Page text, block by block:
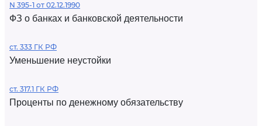
N 395-1 от 02.12.1990
ФЗ о банках и банковской деятельности
ст. 333 ГК РФ
Уменьшение неустойки
ст. 317.1 ГК РФ
Проценты по денежному обязательству